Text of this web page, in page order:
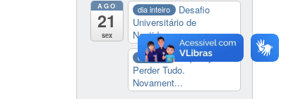
AGO
21
sex
dia inteiro
Desafio
Universitário de
Nautide...
dia inteiro
Exposição:
Perder Tudo.
Novament...